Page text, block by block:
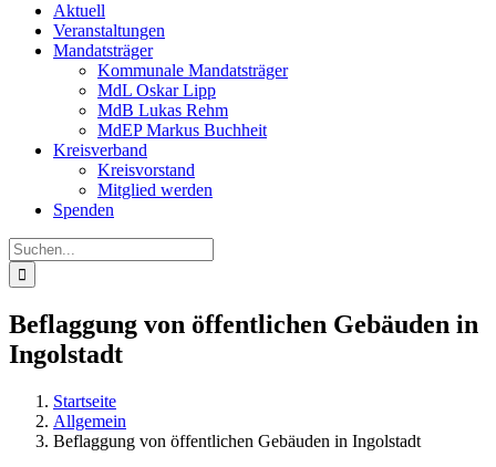
Aktuell
Veranstaltungen
Mandatsträger
Kommunale Mandatsträger
MdL Oskar Lipp
MdB Lukas Rehm
MdEP Markus Buchheit
Kreisverband
Kreisvorstand
Mitglied werden
Spenden
Suche
nach:
Beflaggung von öffentlichen Gebäuden in
Ingolstadt
Startseite
Allgemein
Beflaggung von öffentlichen Gebäuden in Ingolstadt